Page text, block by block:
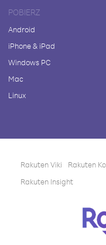
POBIERZ
Android
iPhone & iPad
Windows PC
Mac
Linux
Rakuten Viki Rakuten
Rakuten Insight